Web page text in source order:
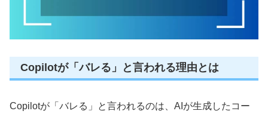
Copilotが「バレる」と言われる理由とは
Copilotが「バレる」と言われるのは、AIが生成したコー